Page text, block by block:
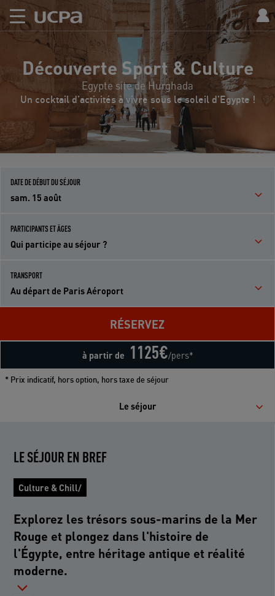
Découverte Sport & Culture
Egypte site de Hurghada
Un cocktail d'activités à vivre sous le soleil d'Egypte !
DATE DE DÉBUT DU SÉJOUR
sam. 15 août
PARTICIPANTS ET ÂGES
Qui participe au séjour ?
TRANSPORT
Au départ de Paris Aéroport
à partir de 1125€/pers*
RÉSERVEZ
* Prix indicatif, hors option, hors taxe de séjour
Le séjour
LE SÉJOUR EN BREF
Culture & Chill/
Explorez les trésors sous-marins de la Mer
Rouge et plongez dans l'histoire de
l'Égypte, entre héritage antique et réalité
moderne.